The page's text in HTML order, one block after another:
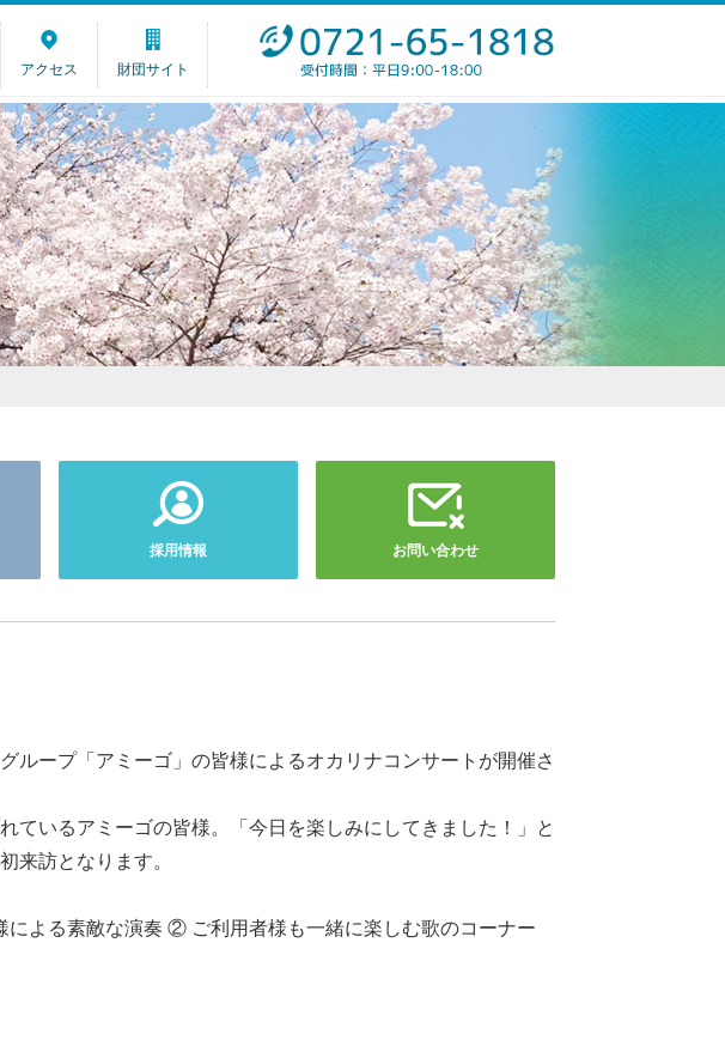
アクセス 財団サイト
採用情報 お問い合わせ
ループ「アミーゴ」の皆様によるオカリナコンサートが開催さ
ているアミーゴの皆様。「今日を楽しみにしてきました！」と
来訪となります。
よる素敵な演奏 ② ご利用者様も一緒に楽しむ歌のコーナー